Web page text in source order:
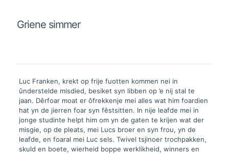
Griene simmer
Luc Franken, krekt op frije fuotten kommen nei in
ûnderstelde misdied, besiket syn libben op ’e nij stal te
jaan. Dêrfoar moat er ôfrekkenje mei alles wat him foardien
hat yn de jierren foar syn fêstsitten. In nije leafde mei in
jonge studinte helpt him om yn de gaten te krijen wat der
misgie, op de pleats, mei Lucs broer en syn frou, yn de
leafde, en foaral mei Luc sels. Twivel tsjinoer trochpakken,
skuld en boete, wierheid boppe werklikheid, winners en